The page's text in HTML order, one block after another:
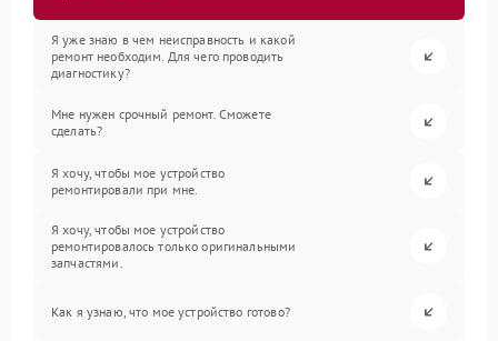
Я уже знаю в чем неисправность и какой
ремонт необходим. Для чего проводить
диагностику?
Мне нужен срочный ремонт. Сможете
сделать?
Я хочу, чтобы мое устройство
ремонтировали при мне.
Я хочу, чтобы мое устройство
ремонтировалось только оригинальными
запчастями.
Как я узнаю, что мое устройство готово?